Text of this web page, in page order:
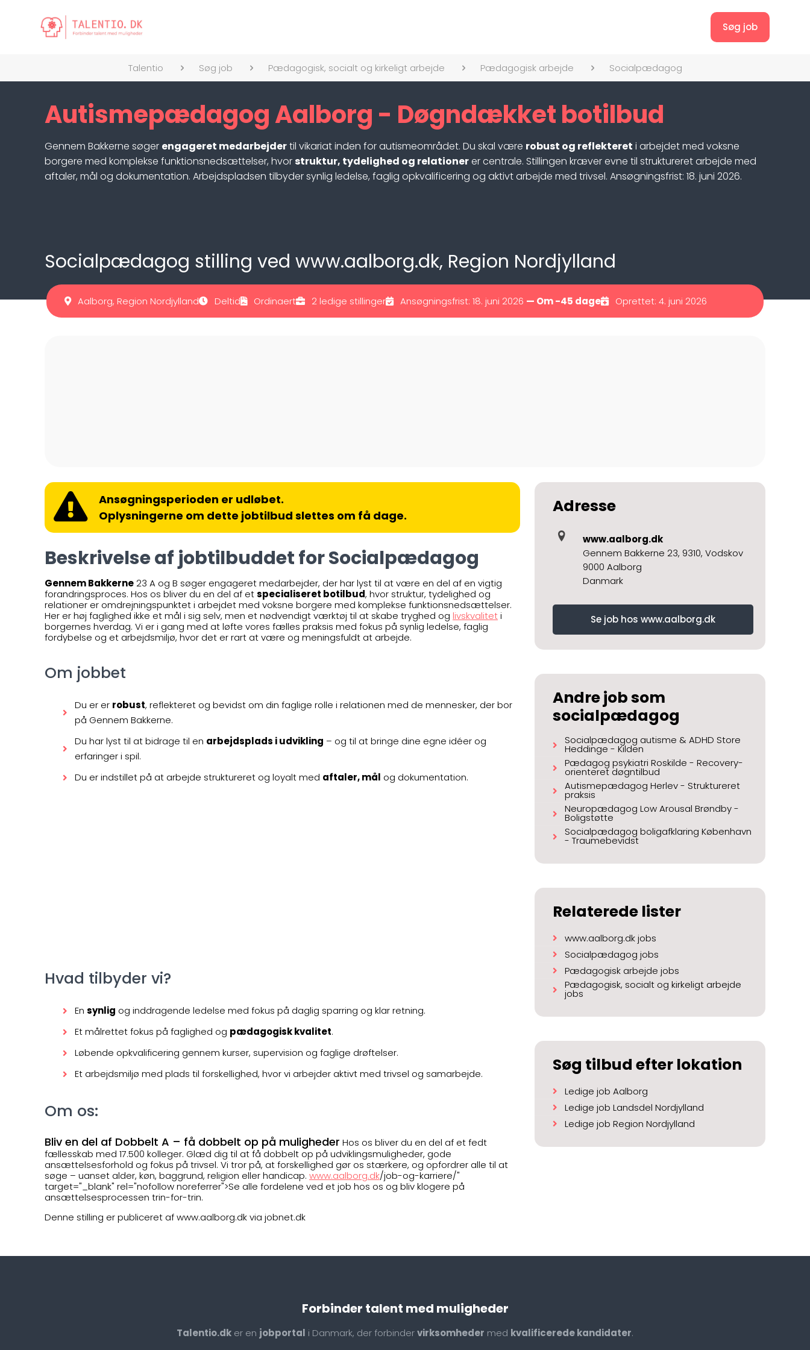
Søg job
Talentio Søg job Pædagogisk, socialt og kirkeligt arbejde Pædagogisk arbejde Socialpædagog
Autismepædagog Aalborg - Døgndækket botilbud
Gennem Bakkerne søger engageret medarbejdertil vikariat inden for autismeområdet. Du skal være robust og reflekteret i arbejdet med voksne
borgere med komplekse funktionsnedsættelser, hvor struktur, tydelighed og relationerer centrale. Stillingen kræver evne til struktureret arbejde med
aftaler, mål og dokumentation. Arbejdspladsen tilbyder synlig ledelse, faglig opkvalificering og aktivt arbejde med trivsel. Ansøgningsfrist: 18. juni 2026.
Socialpædagog stilling ved www.aalborg.dk, Region Nordjylland
Aalborg, Region Nordjylland Deltid Ordinaert 2 ledige stillinger Ansøgningsfrist: 18. juni 2026 — Om -45 dage Oprettet: 4. juni 2026
Ansøgningsperioden er udløbet.
Oplysningerne om dette jobtilbud slettes om få dage.
Beskrivelse af jobtilbuddet for Socialpædagog
Gennem Bakkerne23 A og B søger engageret medarbejder, der har lyst til at være en del af en vigtig
forandringsproces. Hos os bliver du en del af etspecialiseret botilbud, hvor struktur, tydelighed og
relationer er omdrejningspunktet i arbejdet med voksne borgere med komplekse funktionsnedsættelser.
Her er høj faglighed ikke et mål i sig selv, men et nødvendigt værktøj til at skabe tryghed og livskvaliteti
borgernes hverdag. Vi er i gang med at løfte vores fælles praksis med fokus på synlig ledelse, faglig
fordybelse og et arbejdsmiljø, hvor det er rart at være og meningsfuldt at arbejde.
Om jobbet
Du er er robust, reflekteret og bevidst om din faglige rolle i relationen med de mennesker, der bor
på Gennem Bakkerne.
Du har lyst til at bidrage til en arbejdsplads i udvikling – og til at bringe dine egne idéer og
erfaringer i spil.
Du er indstillet på at arbejde struktureret og loyalt med aftaler, mål og dokumentation.
Hvad tilbyder vi?
En synlig og inddragende ledelse med fokus på daglig sparring og klar retning.
Et målrettet fokus på faglighed og pædagogisk kvalitet.
Løbende opkvalificering gennem kurser, supervision og faglige drøftelser.
Et arbejdsmiljø med plads til forskellighed, hvor vi arbejder aktivt med trivsel og samarbejde.
Om os:
Bliv en del af Dobbelt A – få dobbelt op på muligheder Hos os bliver du en del af et fedt
fællesskab med 17.500 kolleger. Glæd dig til at få dobbelt op på udviklingsmuligheder, gode
ansættelsesforhold og fokus på trivsel. Vi tror på, at forskellighed gør os stærkere, og opfordrer alle til at
søge – uanset alder, køn, baggrund, religion eller handicap. www.aalborg.dk/job-og-karriere/"
target="_blank" rel="nofollow noreferrer">Se alle fordelene ved et job hos os og bliv klogere på
ansættelsesprocessen trin-for-trin.
Denne stilling er publiceret af www.aalborg.dk via jobnet.dk
Adresse
www.aalborg.dk
Gennem Bakkerne 23, 9310, Vodskov
9000 Aalborg
Danmark
Se job hos www.aalborg.dk
Andre job som
socialpædagog
Socialpædagog autisme & ADHD Store
Heddinge - Kilden
Pædagog psykiatri Roskilde - Recovery-
orienteret døgntilbud
Autismepædagog Herlev - Struktureret
praksis
Neuropædagog Low Arousal Brøndby -
Boligstøtte
Socialpædagog boligafklaring København
- Traumebevidst
Relaterede lister
www.aalborg.dk jobs
Socialpædagog jobs
Pædagogisk arbejde jobs
Pædagogisk, socialt og kirkeligt arbejde
jobs
Søg tilbud efter lokation
Ledige job Aalborg
Ledige job Landsdel Nordjylland
Ledige job Region Nordjylland
Forbinder talent med muligheder
Talentio.dk er en jobportal i Danmark, der forbindervirksomheder med kvalificerede kandidater.